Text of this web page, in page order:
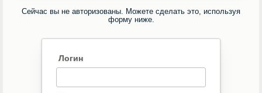
Сейчас вы не авторизованы. Можете сделать это, используя
форму ниже.
Логин